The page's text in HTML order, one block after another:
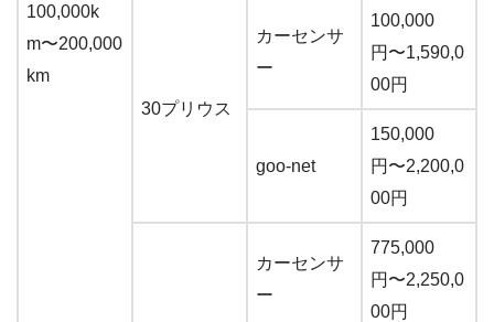
100,000k
m〜200,000
km
30プリウス
カーセンサ
ー
100,000
円〜1,590,0
00円
goo-net
150,000
円〜2,200,0
00円
カーセンサ
ー
775,000
円〜2,250,0
00円